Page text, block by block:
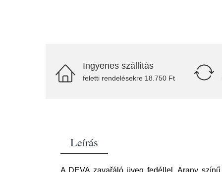
Ingyenes szállítás
feletti rendelésekre 18.750 Ft
Leírás
A DEVA zavařáló üveg fedéllel. Arany